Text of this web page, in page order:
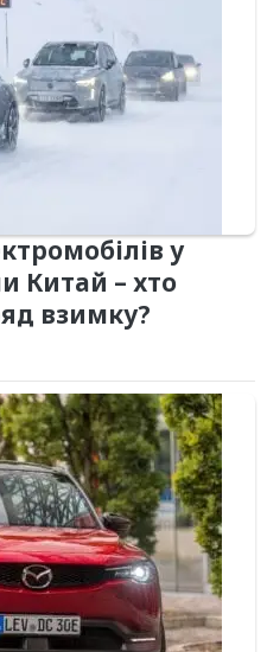
у
Китай – хто
взимку?